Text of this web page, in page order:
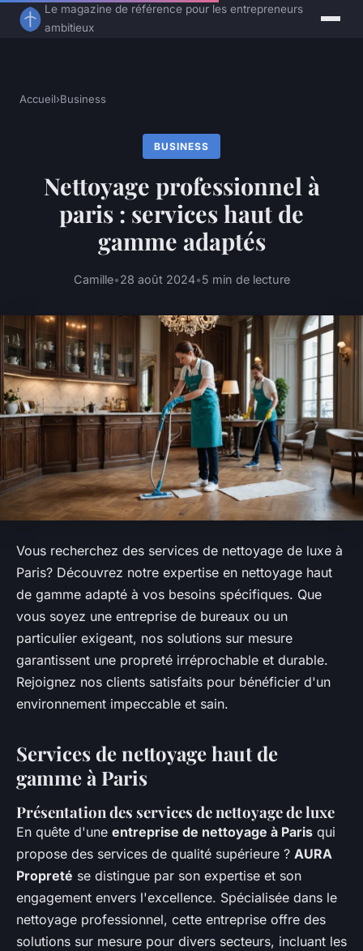
Le magazine de référence pour les entrepreneurs
ambitieux
Accueil›Business
BUSINESS
Nettoyage professionnel à
paris : services haut de
gamme adaptés
Camille•28 août 2024•5 min de lecture
Vous recherchez des services de nettoyage de luxe à
Paris? Découvrez notre expertise en nettoyage haut
de gamme adapté à vos besoins spécifiques. Que
vous soyez une entreprise de bureaux ou un
particulier exigeant, nos solutions sur mesure
garantissent une propreté irréprochable et durable.
Rejoignez nos clients satisfaits pour bénéficier d'un
environnement impeccable et sain.
Services de nettoyage haut de
gamme à Paris
Présentation des services de nettoyage de luxe
En quête d'une entreprise de nettoyage à Paris qui
propose des services de qualité supérieure ? AURA
Propreté se distingue par son expertise et son
engagement envers l'excellence. Spécialisée dans le
nettoyage professionnel, cette entreprise offre des
solutions sur mesure pour divers secteurs, incluant les